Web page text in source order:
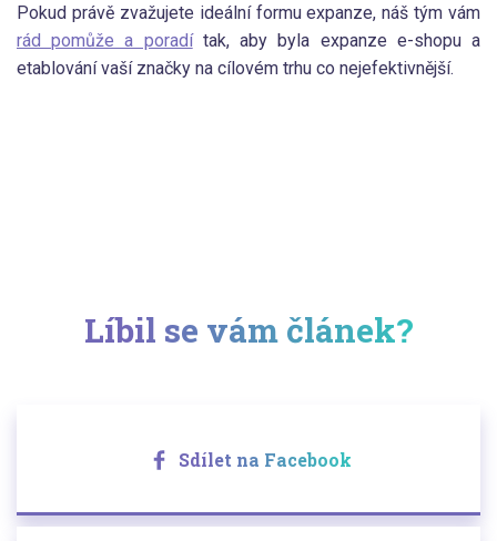
Pokud právě zvažujete ideální formu expanze, náš tým vám
rád pomůže a poradítak, aby byla expanze e-shopu a
etablování vaší značky na cílovém trhu co nejefektivnější.
Líbil se vám článek?
Sdílet na Facebook